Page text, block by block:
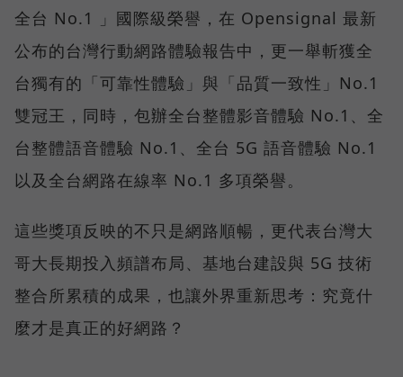
全台 No.1 」國際級榮譽，在 Opensignal 最新
公布的台灣行動網路體驗報告中，更一舉斬獲全
台獨有的「可靠性體驗」與「品質一致性」No.1
雙冠王，同時，包辦全台整體影音體驗 No.1、全
台整體語音體驗 No.1、全台 5G 語音體驗 No.1
以及全台網路在線率 No.1 多項榮譽。
這些獎項反映的不只是網路順暢，更代表台灣大
哥大長期投入頻譜布局、基地台建設與 5G 技術
整合所累積的成果，也讓外界重新思考：究竟什
麼才是真正的好網路？